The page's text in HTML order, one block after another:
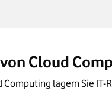
Cloud
Computing lagern Sie